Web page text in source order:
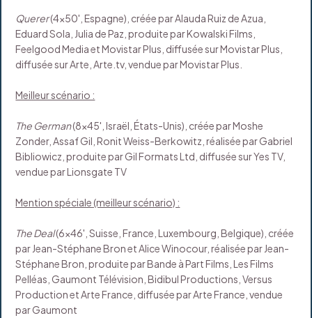
Querer(4x50', Espagne), créée par Alauda Ruiz de Azua,
Eduard Sola, Julia de Paz, produite par Kowalski Films,
Feelgood Media et Movistar Plus, diffusée sur Movistar Plus,
diffusée sur Arte, Arte.tv, vendue par Movistar Plus.
Meilleur scénario :
The German(8x45', Israël, États-Unis), créée par Moshe
Zonder, Assaf Gil, Ronit Weiss-Berkowitz, réalisée par Gabriel
Bibliowicz, produite par Gil Formats Ltd, diffusée sur Yes TV,
vendue par Lionsgate TV
Mention spéciale (meilleur scénario) :
The Deal(6x46', Suisse, France, Luxembourg, Belgique), créée
par Jean-Stéphane Bron et Alice Winocour, réalisée par Jean-
Stéphane Bron, produite par Bande à Part Films, Les Films
Pelléas, Gaumont Télévision, Bidibul Productions, Versus
Production et Arte France, diffusée par Arte France, vendue
par Gaumont